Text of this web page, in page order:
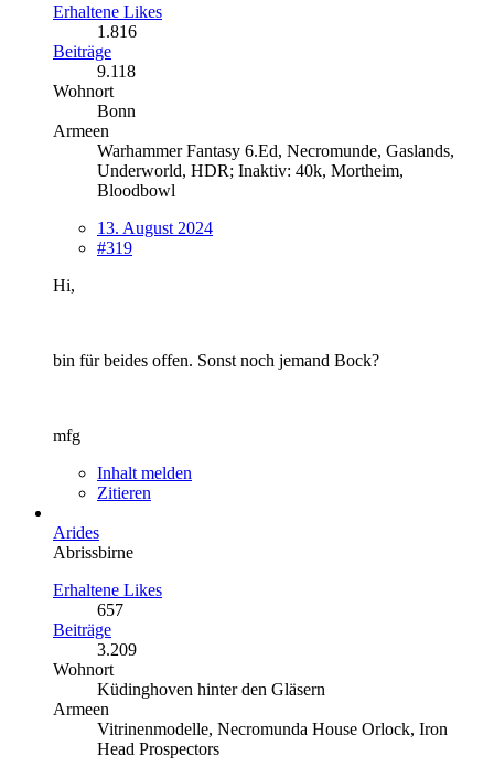
Erhaltene Likes
1.816
Beiträge
9.118
Wohnort
Bonn
Armeen
Warhammer Fantasy 6.Ed, Necromunde, Gaslands,
Underworld, HDR; Inaktiv: 40k, Mortheim,
Bloodbowl
13. August 2024
#319
Hi,
bin für beides offen. Sonst noch jemand Bock?
mfg
Inhalt melden
Zitieren
Arides
Abrissbirne
Erhaltene Likes
657
Beiträge
3.209
Wohnort
Küdinghoven hinter den Gläsern
Armeen
Vitrinenmodelle, Necromunda House Orlock, Iron
Head Prospectors